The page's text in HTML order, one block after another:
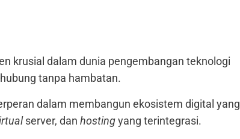
krusial dalam dunia pengembangan teknologi
tanpa hambatan.
dalam membangun ekosistem digital yang
server, dan hostingyang terintegrasi.